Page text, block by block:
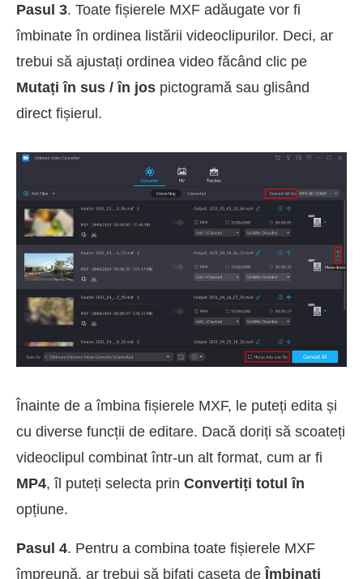
Pasul 3. Toate fișierele MXF adăugate vor fi
îmbinate în ordinea listării videoclipurilor. Deci, ar
trebui să ajustați ordinea video făcând clic pe
Mutați în sus / în jos pictogramă sau glisând
direct fișierul.
Înainte de a îmbina fișierele MXF, le puteți edita și
cu diverse funcții de editare. Dacă doriți să scoateți
videoclipul combinat într-un alt format, cum ar fi
MP4, îl puteți selecta prin Convertiți totul în
opțiune.
Pasul 4. Pentru a combina toate fișierele MXF
împreună, ar trebui să bifați caseta deÎmbinați